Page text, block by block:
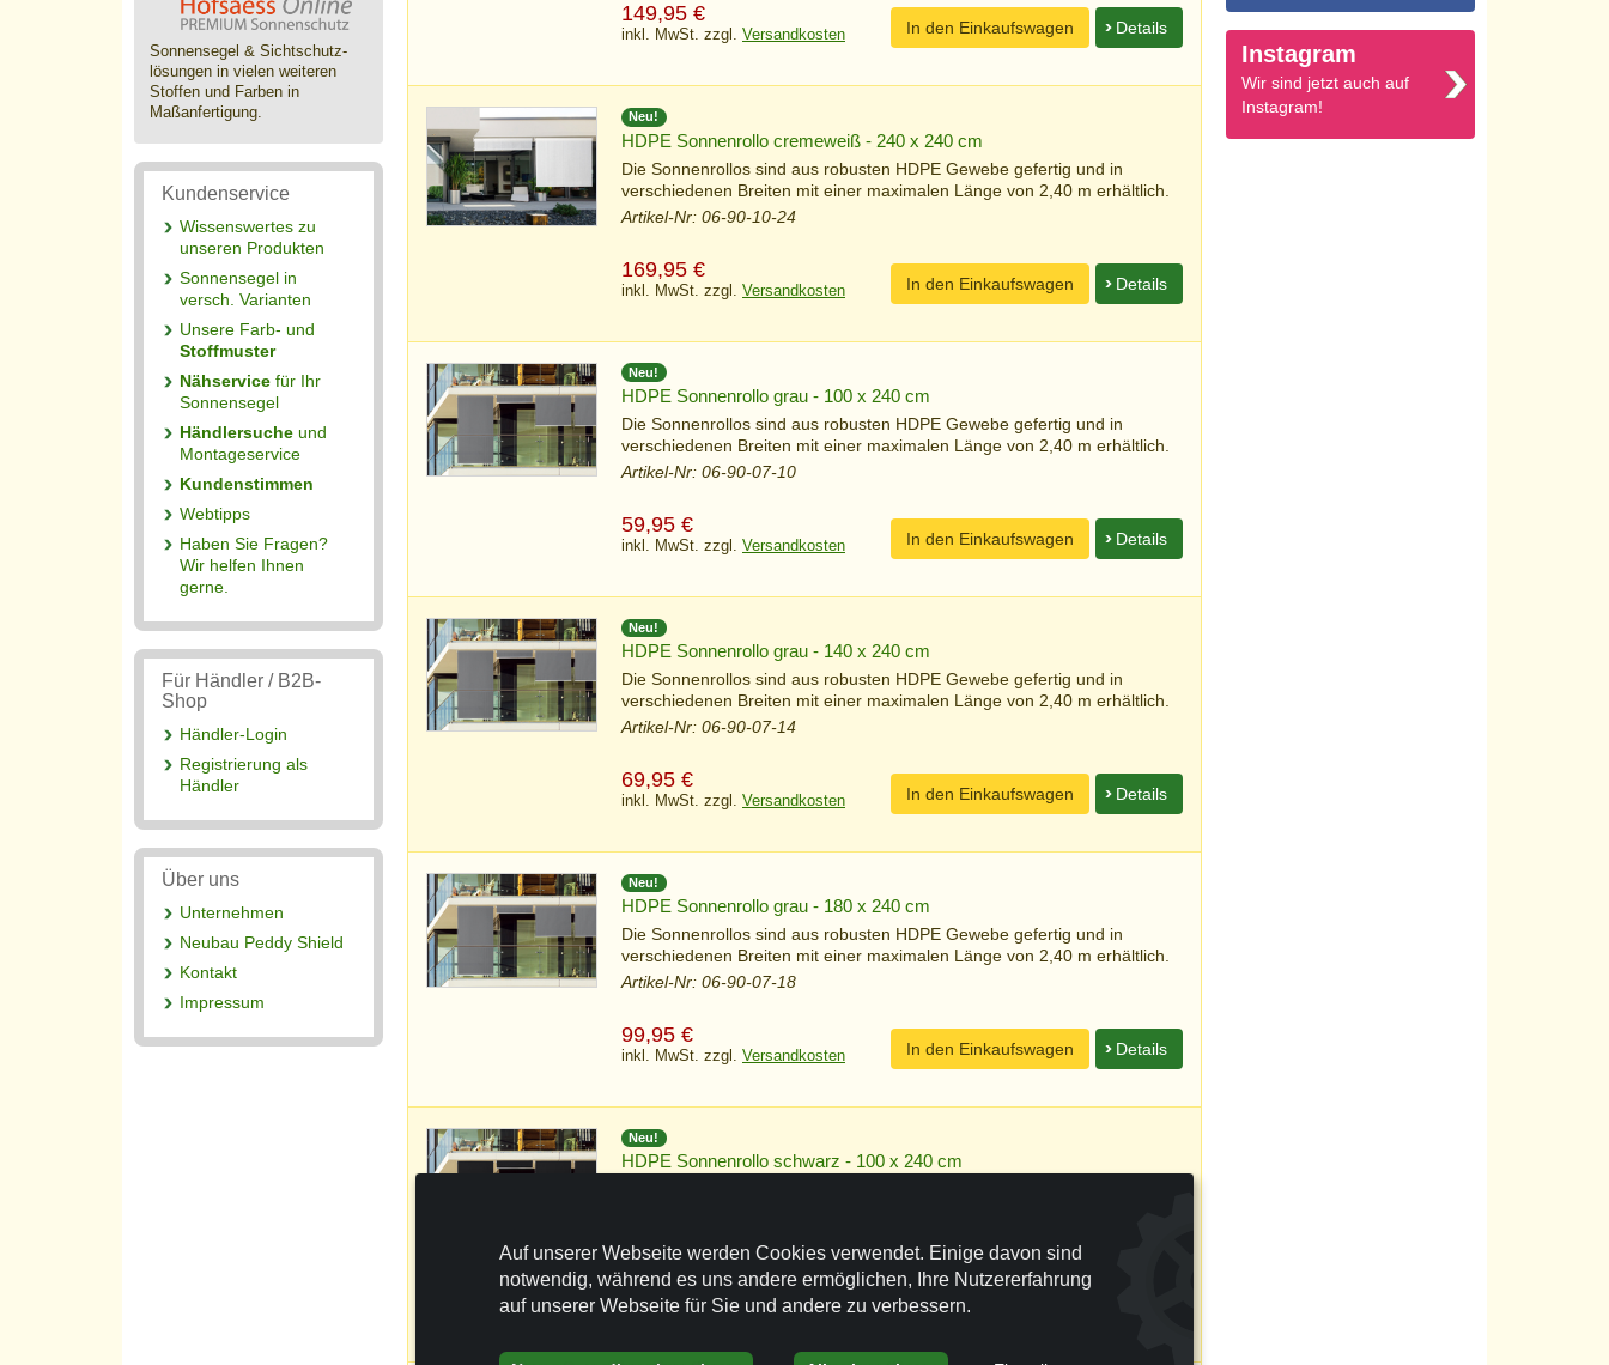
149,95 €
inkl. MwSt. zzgl. Versandkosten Details
In den Einkaufswagen
Neu!
HDPE Sonnenrollo cremeweiß - 240 x 240 cm
Die Sonnenrollos sind aus robusten HDPE Gewebe gefertig und in
verschiedenen Breiten mit einer maximalen Länge von 2,40 m erhältlich.
Artikel-Nr: 06-90-10-24
169,95 €
inkl. MwSt. zzgl. Versandkosten Details
In den Einkaufswagen
Neu!
HDPE Sonnenrollo grau - 100 x 240 cm
Die Sonnenrollos sind aus robusten HDPE Gewebe gefertig und in
verschiedenen Breiten mit einer maximalen Länge von 2,40 m erhältlich.
Artikel-Nr: 06-90-07-10
59,95 €
inkl. MwSt. zzgl. Versandkosten Details
In den Einkaufswagen
Neu!
HDPE Sonnenrollo grau - 140 x 240 cm
Die Sonnenrollos sind aus robusten HDPE Gewebe gefertig und in
verschiedenen Breiten mit einer maximalen Länge von 2,40 m erhältlich.
Artikel-Nr: 06-90-07-14
69,95 €
inkl. MwSt. zzgl. Versandkosten Details
In den Einkaufswagen
Neu!
HDPE Sonnenrollo grau - 180 x 240 cm
Die Sonnenrollos sind aus robusten HDPE Gewebe gefertig und in
verschiedenen Breiten mit einer maximalen Länge von 2,40 m erhältlich.
Artikel-Nr: 06-90-07-18
99,95 €
inkl. MwSt. zzgl. Versandkosten Details
In den Einkaufswagen
Neu!
HDPE Sonnenrollo schwarz - 100 x 240 cm
59,95 €
inkl. MwSt. zzgl. Versandkosten In den Einkaufswagen
Instagram
Wir sind jetzt auch auf
Instagram!
Sonnensegel & Sichtschutz­
lösungen in vielen weiteren
Stoffen und Farben in
Maßanfertigung.
Kundenservice
Wissenswertes zu
unseren Produkten
Sonnensegel in
versch. Varianten
Unsere Farb- und
Stoffmuster
Nähservice für Ihr
Sonnensegel
Händlersuche und
Montageservice
Kundenstimmen
Webtipps
Haben Sie Fragen?
Wir helfen Ihnen
gerne.
Für Händler / B2B-
Shop
Händler-Login
Registrierung als
Händler
Über uns
Unternehmen
Neubau Peddy Shield
Kontakt
Impressum
Auf unserer Webseite werden Cookies verwendet. Einige davon sind
notwendig, während es uns andere ermöglichen, Ihre Nutzererfahrung
auf unserer Webseite für Sie und andere zu verbessern.